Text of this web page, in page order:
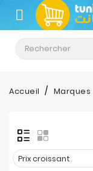
CATÉGORIE
Climatisation
Informatique
&
Tablette
Accueil Marques
Prix croissant